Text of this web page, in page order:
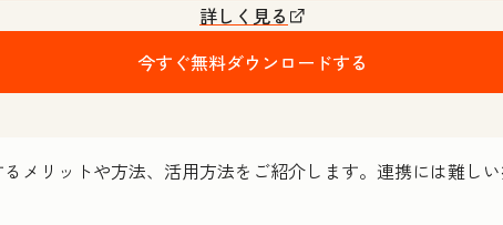
詳しく見る
今すぐ無料ダウンロードする
メリットや方法、活用方法をご紹介します。連携には難し